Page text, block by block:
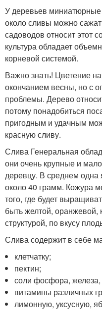
У деревьев миниатюрные
около сливы можно
садоводов относит этот
культура обладает
корневой системой.
Важно знать! Цветение
окончанием весны, но с
проблемы. Дерево
потому понадобиться
пригодным и удачным
красную сливу.
Слива Генеральная
они очень крупные и
деревцу. В среднем одна
около 40 грамм. Кожура
того, где будет
быть желтой, оранжевой,
структурой, по вкусу
Слива содержит в себе
клетчатку;
пектин;
соли фосфора, железа,
витамины различных
лимонную, уксусную,